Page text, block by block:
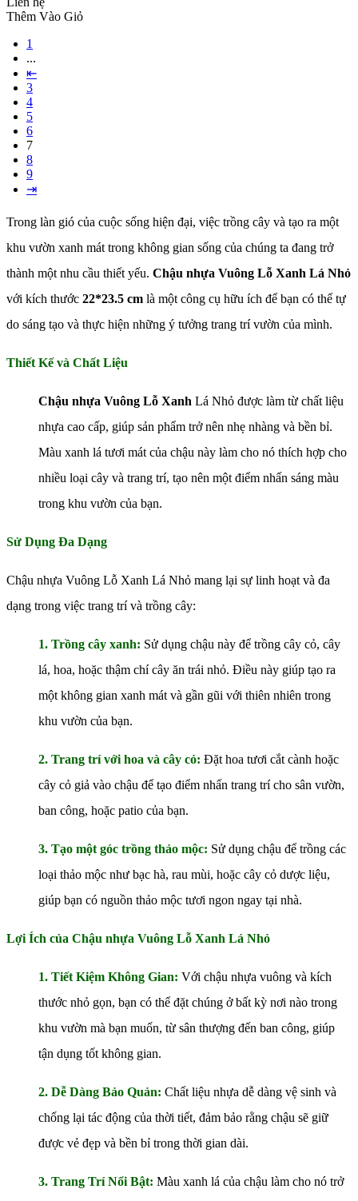
Thêm Vào Giỏ
1
...
⇤
3
4
5
6
7
8
9
⇥
Trong làn gió của cuộc sống hiện đại, việc trồng cây và tạo ra một
khu vườn xanh mát trong không gian sống của chúng ta đang trở
thành một nhu cầu thiết yếu. Chậu nhựa Vuông Lỗ Xanh Lá Nhỏ
với kích thước 22*23.5 cm là một công cụ hữu ích để bạn có thể tự
do sáng tạo và thực hiện những ý tưởng trang trí vườn của mình.
Thiết Kế và Chất Liệu
Chậu nhựa Vuông Lỗ Xanh Lá Nhỏ được làm từ chất liệu
nhựa cao cấp, giúp sản phẩm trở nên nhẹ nhàng và bền bỉ.
Màu xanh lá tươi mát của chậu này làm cho nó thích hợp cho
nhiều loại cây và trang trí, tạo nên một điểm nhấn sáng màu
trong khu vườn của bạn.
Sử Dụng Đa Dạng
Chậu nhựa Vuông Lỗ Xanh Lá Nhỏ mang lại sự linh hoạt và đa
dạng trong việc trang trí và trồng cây:
1. Trồng cây xanh: Sử dụng chậu này để trồng cây cỏ, cây
lá, hoa, hoặc thậm chí cây ăn trái nhỏ. Điều này giúp tạo ra
một không gian xanh mát và gần gũi với thiên nhiên trong
khu vườn của bạn.
2. Trang trí với hoa và cây cỏ: Đặt hoa tươi cắt cành hoặc
cây cỏ giả vào chậu để tạo điểm nhấn trang trí cho sân vườn,
ban công, hoặc patio của bạn.
3. Tạo một góc trồng thảo mộc: Sử dụng chậu để trồng các
loại thảo mộc như bạc hà, rau mùi, hoặc cây cỏ dược liệu,
giúp bạn có nguồn thảo mộc tươi ngon ngay tại nhà.
Lợi Ích của Chậu nhựa Vuông Lỗ Xanh Lá Nhỏ
1. Tiết Kiệm Không Gian: Với chậu nhựa vuông và kích
thước nhỏ gọn, bạn có thể đặt chúng ở bất kỳ nơi nào trong
khu vườn mà bạn muốn, từ sân thượng đến ban công, giúp
tận dụng tốt không gian.
2. Dễ Dàng Bảo Quản: Chất liệu nhựa dễ dàng vệ sinh và
chống lại tác động của thời tiết, đảm bảo rằng chậu sẽ giữ
được vẻ đẹp và bền bỉ trong thời gian dài.
3. Trang Trí Nổi Bật: Màu xanh lá của chậu làm cho nó trở